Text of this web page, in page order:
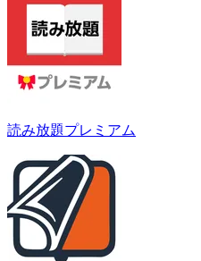
読み放題プレミアム